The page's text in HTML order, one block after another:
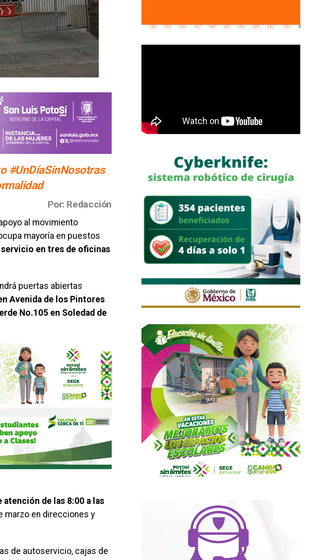
#UnDíaSinNosotras
Por: Redacción
al movimiento
mayoría en puestos
en tres de oficinas
puertas abiertas
Avenida de los Pintores
No.105 en Soledad de
atención de las 8:00 a las
marzo en direcciones y
de autoservicio, cajas de